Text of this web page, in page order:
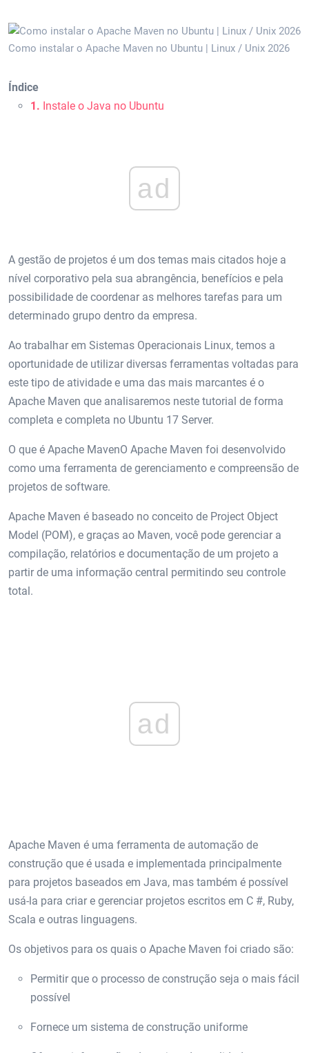
Como instalar o Apache Maven no Ubuntu | Linux / Unix 2026
Índice
1. Instale o Java no Ubuntu
ad
A gestão de projetos é um dos temas mais citados hoje a
nível corporativo pela sua abrangência, benefícios e pela
possibilidade de coordenar as melhores tarefas para um
determinado grupo dentro da empresa.
Ao trabalhar em Sistemas Operacionais Linux, temos a
oportunidade de utilizar diversas ferramentas voltadas para
este tipo de atividade e uma das mais marcantes é o
Apache Maven que analisaremos neste tutorial de forma
completa e completa no Ubuntu 17 Server.
O que é Apache MavenO Apache Maven foi desenvolvido
como uma ferramenta de gerenciamento e compreensão de
projetos de software.
Apache Maven é baseado no conceito de Project Object
Model (POM), e graças ao Maven, você pode gerenciar a
compilação, relatórios e documentação de um projeto a
partir de uma informação central permitindo seu controle
total.
ad
Apache Maven é uma ferramenta de automação de
construção que é usada e implementada principalmente
para projetos baseados em Java, mas também é possível
usá-la para criar e gerenciar projetos escritos em C #, Ruby,
Scala e outras linguagens.
Os objetivos para os quais o Apache Maven foi criado são:
Permitir que o processo de construção seja o mais fácil
possível
Fornece um sistema de construção uniforme